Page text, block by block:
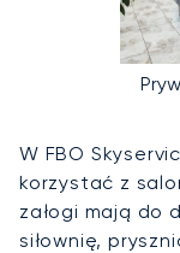
W FBO
korzystać z
załogi mają do
siłownię,